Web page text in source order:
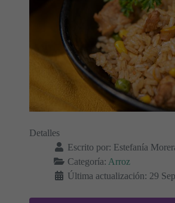
Detalles
Escrito por: Estefanía
Categoría: Arroz
Última actualización: 29